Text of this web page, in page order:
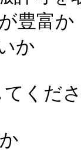
豊富か
か
てくだ